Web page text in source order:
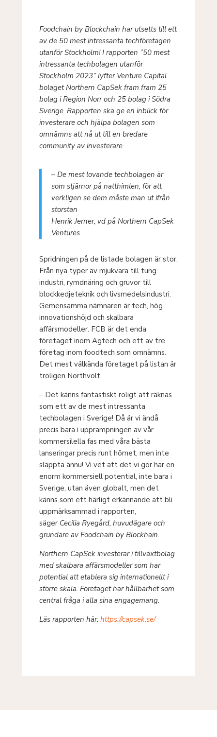
Foodchain by Blockchain har utsetts till ett
av de 50 mest intressanta techföretagen
utanför Stockholm! I rapporten ”50 mest
intressanta techbolagen utanför
Stockholm 2023” lyfter Venture Capital
bolaget Northern CapSek fram fram 25
bolag i Region Norr och 25 bolag i Södra
Sverige. Rapporten ska ge en inblick för
investerare och hjälpa bolagen som
omnämns att nå ut till en bredare
community av investerare.
– De mest lovande techbolagen är
som stjärnor på natthimlen, för att
verkligen se dem måste man ut ifrån
storstan
Henrik Jerner, vd på Northern CapSek
Ventures
Spridningen på de listade bolagen är stor.
Från nya typer av mjukvara till tung
industri, rymdnäring och gruvor till
blockkedjeteknik och livsmedelsindustri.
Gemensamma nämnaren är tech, hög
innovationshöjd och skalbara
affärsmodeller. FCB är det enda
företaget inom Agtech och ett av tre
företag inom foodtech som omnämns.
Det mest välkända företaget på listan är
troligen Northvolt.
– Det känns fantastiskt roligt att räknas
som ett av de mest intressanta
techbolagen i Sverige! Då är vi ändå
precis bara i upprampningen av vår
kommersilella fas med våra bästa
lanseringar precis runt hörnet, men inte
släppta ännu! Vi vet att det vi gör har en
enorm kommersiell potential, inte bara i
Sverige, utan även globalt, men det
känns som ett härligt erkännande att bli
uppmärksammad i rapporten,
säger Cecilia Ryegård, huvudägare och
grundare av Foodchain by Blockhain.
Northern CapSek investerar i tillväxtbolag
med skalbara affärsmodeller som har
potential att etablera sig internationellt i
större skala. Företaget har hållbarhet som
central fråga i alla sina engagemang.
Läs rapporten här: https://capsek.se/